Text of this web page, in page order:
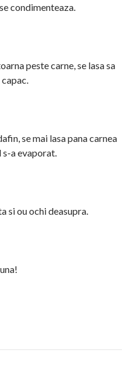
condimenteaza.
peste carne, se lasa sa
se mai lasa pana carnea
a evaporat.
si ou ochi deasupra.